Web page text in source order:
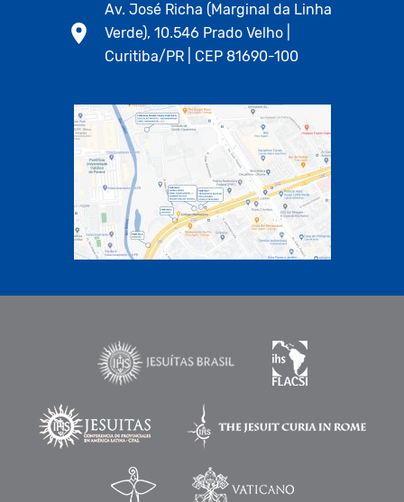
Av. José Richa (Marginal da Linha
Verde), 10.546 Prado Velho |
Curitiba/PR | CEP 81690-100